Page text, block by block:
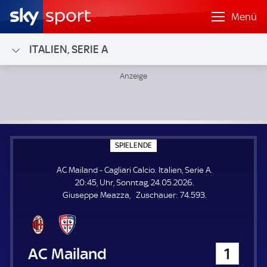
Menü
ITALIEN, SERIE A
SPIELENDE
P
E
L
E
N
AC Mailand - Cagliari Calcio. Italien, Serie A.
20:45, Uhr, Sonntag, 24.05.2026.
Giuseppe Meazza
Zuschauer: Z
74.593.
AC Mailand 1